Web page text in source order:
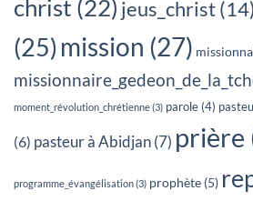
christ (22) jeus_christ(14)
(25) mission (27)
moment_révolution_chrétienne(3) parole (4)
(6) pasteur à Abidjan(7) prière
programme_évangélisation(3) prophète (5)